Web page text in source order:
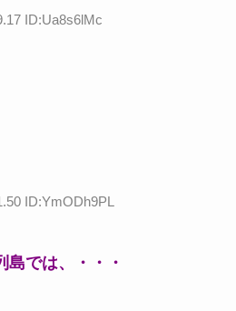
ID:Ua8s6lMc
ID:YmODh9PL
島では、・・・